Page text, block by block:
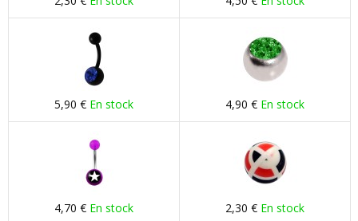
5,90 € En stock 4,90 € En stock
4,70 € En stock 2,30 € En stock